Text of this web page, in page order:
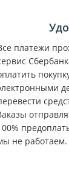
платежи
не работаем.